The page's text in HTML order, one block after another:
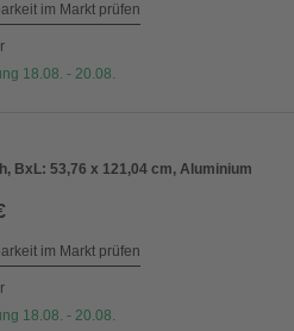
im Markt prüfen
18.08. - 20.08.
BxL: 53,76 x 121,04 cm, Aluminium
im Markt prüfen
18.08. - 20.08.